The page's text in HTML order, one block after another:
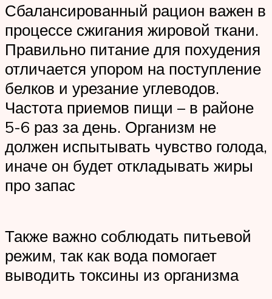
Сбалансированный рацион важен в
процессе сжигания жировой ткани.
Правильно питание для похудения
отличается упором на поступление
белков и урезание углеводов.
Частота приемов пищи – в районе
5-6 раз за день. Организм не
должен испытывать чувство голода,
иначе он будет откладывать жиры
про запас
Также важно соблюдать питьевой
режим, так как вода помогает
выводить токсины из организма